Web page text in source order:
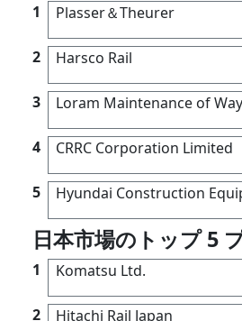
1 Plasser＆Theurer
2 Harsco Rail
3 Loram Maintenance of Way
4 CRRC Corporation Limited
5 Hyundai Construction
日本市場のトップ 5
1 Komatsu Ltd.
2 Hitachi Rail Japan